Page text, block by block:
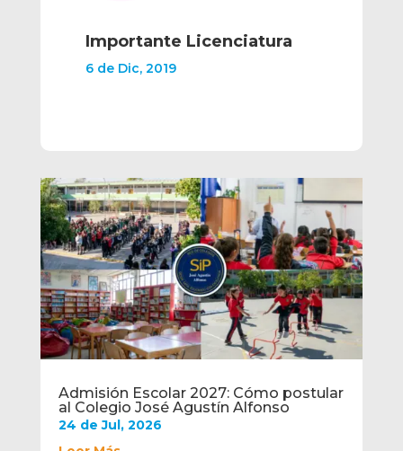
Admisión Escolar 2027: Cómo postular
al Colegio José Agustín Alfonso
24 de Jul, 2026
Importante Licenciatura
6 de Dic, 2019